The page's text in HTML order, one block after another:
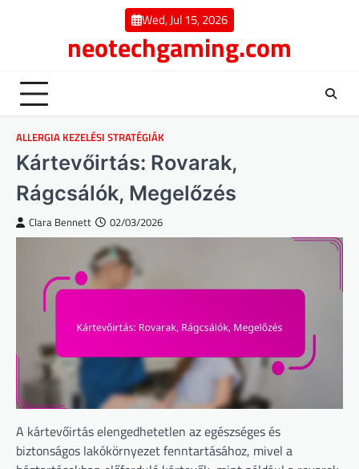
Wed, Jul 15, 2026
neotechgaming.com
ALLERGIA KEZELÉSI STRATÉGIÁK
Kártevőirtás: Rovarak,
Rágcsálók, Megelőzés
Clara Bennett 02/03/2026
A kártevőirtás elengedhetetlen az egészséges és
biztonságos lakókörnyezet fenntartásához, mivel a